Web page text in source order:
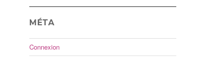
MÉTA
Connexion